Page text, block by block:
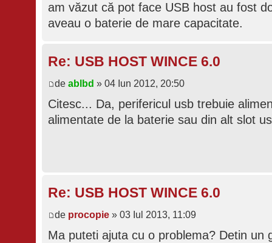
am văzut că pot face USB host au fost
aveau o baterie de mare capacitate.
Re: USB HOST WINCE 6.0
de ablbd » 04 Iun 2012, 20:50
Citesc... Da, perifericul usb trebuie
alimentate de la baterie sau din alt slot
Re: USB HOST WINCE 6.0
de procopie» 03 Iul 2013, 11:09
Ma puteti ajuta cu o problema? Detin un